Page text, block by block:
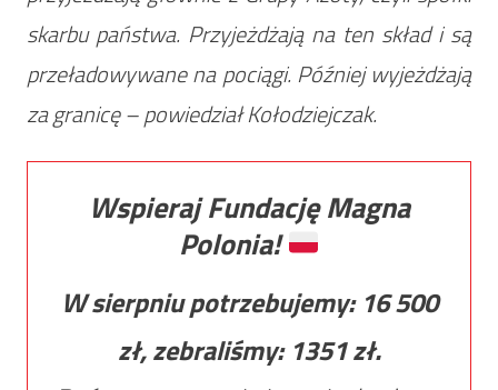
skarbu państwa. Przyjeżdżają na ten skład i są
przeładowywane na pociągi. Później wyjeżdżają
za granicę – powiedział Kołodziejczak.
Wspieraj Fundację Magna
Polonia!
W sierpniu potrzebujemy: 16 500
zł, zebraliśmy: 1351zł.